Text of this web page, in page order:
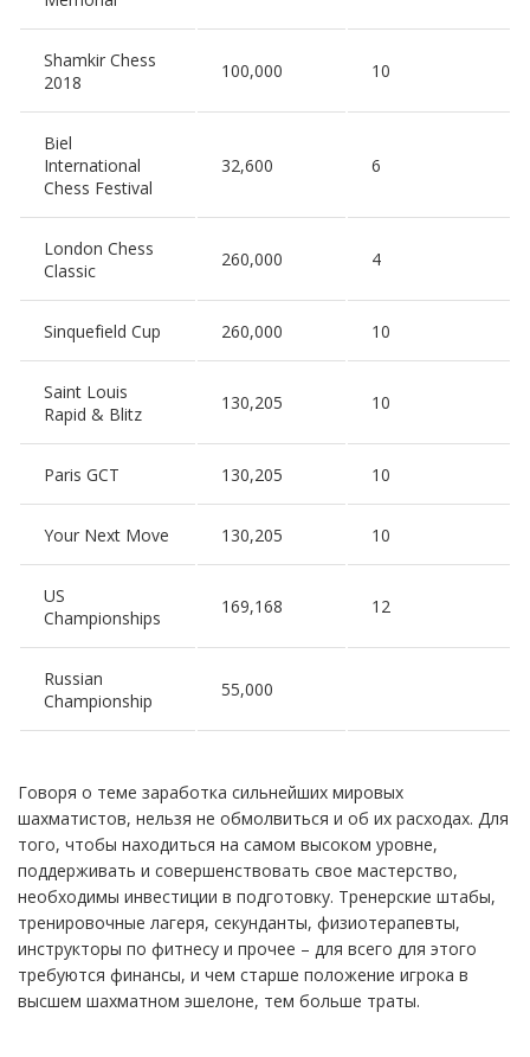
Shamkir Chess
2018
100,000 10
Biel
International
Chess Festival
32,600 6
London Chess
Classic
260,000 4
Sinquefield Cup 260,000 10
Saint Louis
Rapid & Blitz
130,205 10
Paris GCT 130,205 10
Your Next Move 130,205 10
US
Championships
169,168 12
Russian
Championship
55,000
Говоря о теме заработка сильнейших мировых
шахматистов, нельзя не обмолвиться и об их расходах. Для
того, чтобы находиться на самом высоком уровне,
поддерживать и совершенствовать свое мастерство,
необходимы инвестиции в подготовку. Тренерские штабы,
тренировочные лагеря, секунданты, физиотерапевты,
инструкторы по фитнесу и прочее – для всего для этого
требуются финансы, и чем старше положение игрока в
высшем шахматном эшелоне, тем больше траты.